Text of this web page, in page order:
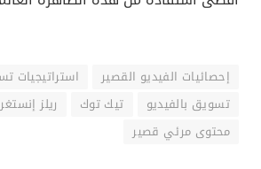
التفاعل مرورًا بالأساليب التسويقية.
في هذا القطاع. مدفوعتان بالتفاعل
الفيروسي للمحتوى. ومع ذلك، تبقى
الشركات والعلامات التجارية لإطلاق